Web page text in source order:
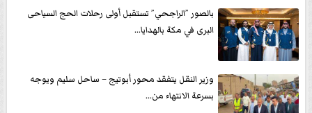
بالصور ”الراجحي” تستقبل أولى رحلات الحج السياحى
البرى في مكة بالهدايا...
وزير النقل يتفقد محور أبوتيج – ساحل سليم ويوجه
بسرعة الانتهاء من...